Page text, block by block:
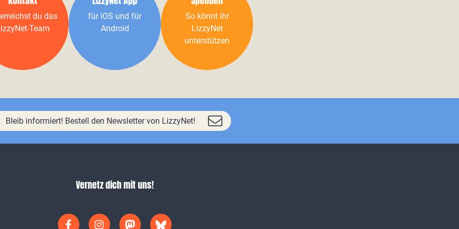
du das
Team
für iOS und für
Android
So könnt ihr
LizzyNet
unterstützen
Bleib informiert! Bestell den Newsletter von LizzyNet!
Vernetz dich mit uns!